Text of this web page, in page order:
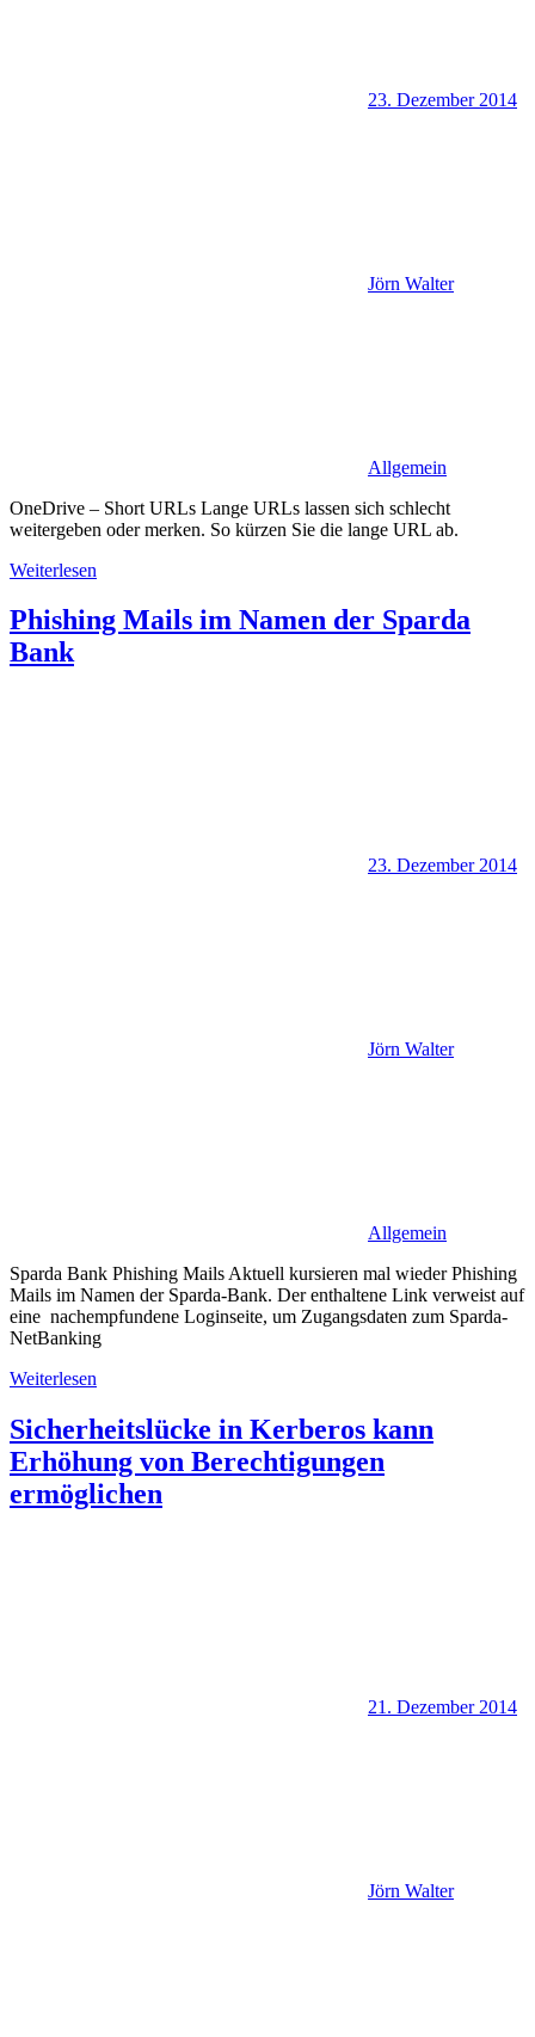
23. Dezember 2014
Jörn Walter
Allgemein
OneDrive – Short URLs Lange URLs lassen sich schlecht
weitergeben oder merken. So kürzen Sie die lange URL ab.
Weiterlesen
Phishing Mails im Namen der Sparda
Bank
23. Dezember 2014
Jörn Walter
Allgemein
Sparda Bank Phishing Mails Aktuell kursieren mal wieder Phishing
Mails im Namen der Sparda-Bank. Der enthaltene Link verweist auf
eine nachempfundene Loginseite, um Zugangsdaten zum Sparda-
NetBanking
Weiterlesen
Sicherheitslücke in Kerberos kann
Erhöhung von Berechtigungen
ermöglichen
21. Dezember 2014
Jörn Walter